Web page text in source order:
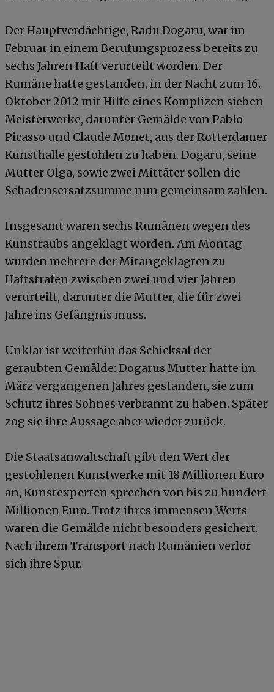
Der Hauptverdächtige, Radu Dogaru, war im
Februar in einem Berufungsprozess bereits zu
sechs Jahren Haft verurteilt worden. Der
Rumäne hatte gestanden, in der Nacht zum 16.
Oktober 2012 mit Hilfe eines Komplizen sieben
Meisterwerke, darunter Gemälde von Pablo
Picasso und Claude Monet, aus der Rotterdamer
Kunsthalle gestohlen zu haben. Dogaru, seine
Mutter Olga, sowie zwei Mittäter sollen die
Schadensersatzsumme nun gemeinsam zahlen.
Insgesamt waren sechs Rumänen wegen des
Kunstraubs angeklagt worden. Am Montag
wurden mehrere der Mitangeklagten zu
Haftstrafen zwischen zwei und vier Jahren
verurteilt, darunter die Mutter, die für zwei
Jahre ins Gefängnis muss.
Unklar ist weiterhin das Schicksal der
geraubten Gemälde: Dogarus Mutter hatte im
März vergangenen Jahres gestanden, sie zum
Schutz ihres Sohnes verbrannt zu haben. Später
zog sie ihre Aussage aber wieder zurück.
Die Staatsanwaltschaft gibt den Wert der
gestohlenen Kunstwerke mit 18 Millionen Euro
an, Kunstexperten sprechen von bis zu hundert
Millionen Euro. Trotz ihres immensen Werts
waren die Gemälde nicht besonders gesichert.
Nach ihrem Transport nach Rumänien verlor
sich ihre Spur.